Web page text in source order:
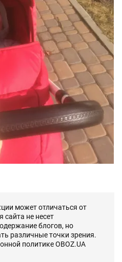
может отличаться от
сайта не несет
блогов, но
различные точки зрения.
политике OBOZ.UA